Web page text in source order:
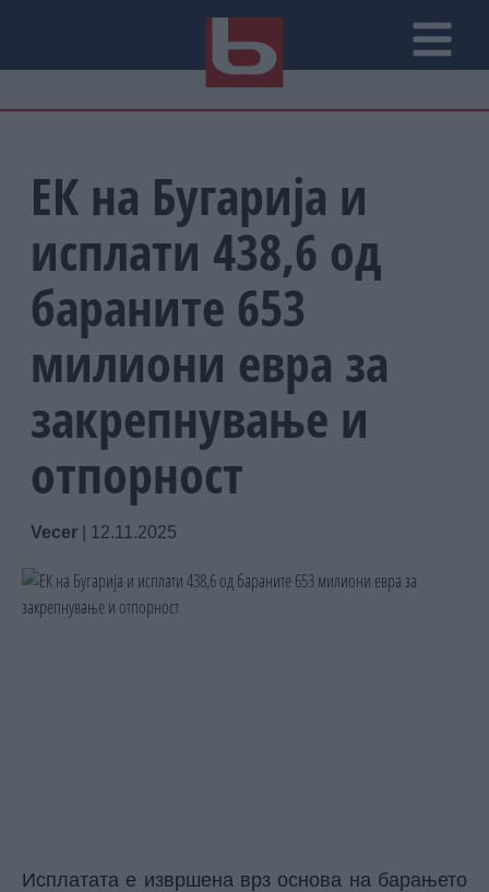
ЕК на Бугарија и
исплати 438,6 од
бараните 653
милиони евра за
закрепнување и
отпорност
Vecer 12.11.2025
Исплатата е извршена врз основа на барањето